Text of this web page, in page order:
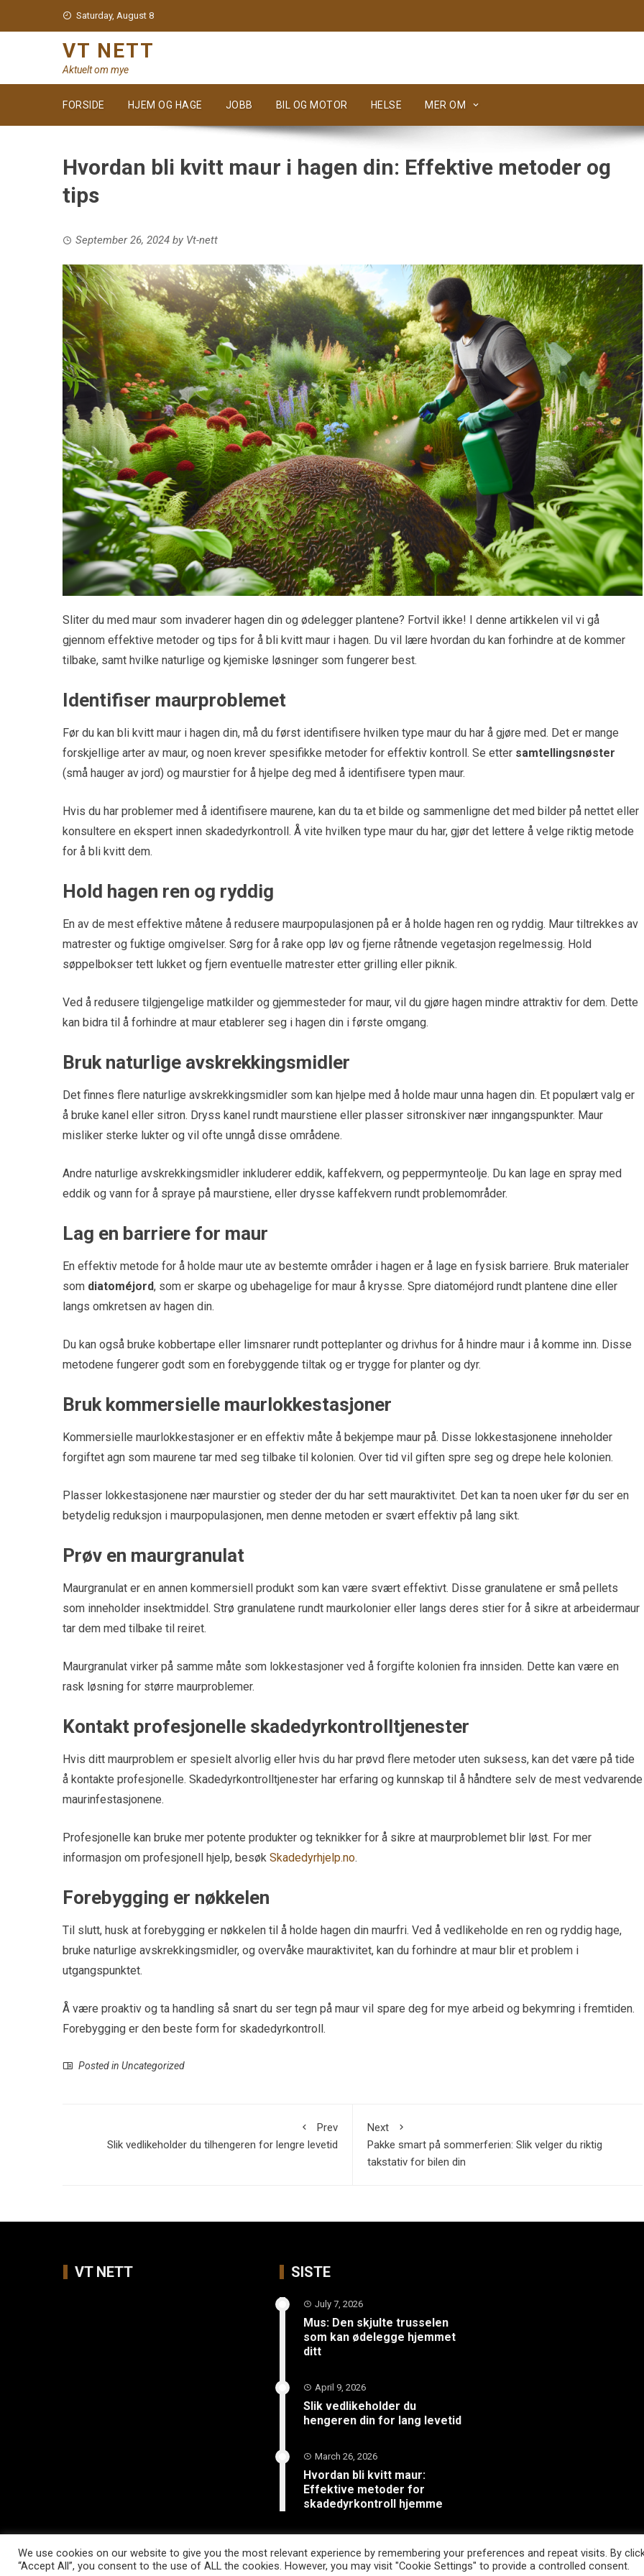
Saturday, August 8
VT NETT
Aktuelt om mye
FORSIDE HJEM OG HAGE JOBB BIL OG MOTOR HELSE MER OM
Hvordan bli kvitt maur i hagen din: Effektive metoder og
tips
September 26, 2024 by Vt-nett
Sliter du med maur som invaderer hagen din og ødelegger plantene? Fortvil ikke! I denne artikkelen vil vi gå
gjennom effektive metoder og tips for å bli kvitt maur i hagen. Du vil lære hvordan du kan forhindre at de kommer
tilbake, samt hvilke naturlige og kjemiske løsninger som fungerer best.
Identifiser maurproblemet
Før du kan bli kvitt maur i hagen din, må du først identifisere hvilken type maur du har å gjøre med. Det er mange
forskjellige arter av maur, og noen krever spesifikke metoder for effektiv kontroll. Se etter samtellingsnøster
(små hauger av jord) og maurstier for å hjelpe deg med å identifisere typen maur.
Hvis du har problemer med å identifisere maurene, kan du ta et bilde og sammenligne det med bilder på nettet eller
konsultere en ekspert innen skadedyrkontroll. Å vite hvilken type maur du har, gjør det lettere å velge riktig metode
for å bli kvitt dem.
Hold hagen ren og ryddig
En av de mest effektive måtene å redusere maurpopulasjonen på er å holde hagen ren og ryddig. Maur tiltrekkes av
matrester og fuktige omgivelser. Sørg for å rake opp løv og fjerne råtnende vegetasjon regelmessig. Hold
søppelbokser tett lukket og fjern eventuelle matrester etter grilling eller piknik.
Ved å redusere tilgjengelige matkilder og gjemmesteder for maur, vil du gjøre hagen mindre attraktiv for dem. Dette
kan bidra til å forhindre at maur etablerer seg i hagen din i første omgang.
Bruk naturlige avskrekkingsmidler
Det finnes flere naturlige avskrekkingsmidler som kan hjelpe med å holde maur unna hagen din. Et populært valg er
å bruke kanel eller sitron. Dryss kanel rundt maurstiene eller plasser sitronskiver nær inngangspunkter. Maur
misliker sterke lukter og vil ofte unngå disse områdene.
Andre naturlige avskrekkingsmidler inkluderer eddik, kaffekvern, og peppermynteolje. Du kan lage en spray med
eddik og vann for å spraye på maurstiene, eller drysse kaffekvern rundt problemområder.
Lag en barriere for maur
En effektiv metode for å holde maur ute av bestemte områder i hagen er å lage en fysisk barriere. Bruk materialer
som diatoméjord, som er skarpe og ubehagelige for maur å krysse. Spre diatoméjord rundt plantene dine eller
langs omkretsen av hagen din.
Du kan også bruke kobbertape eller limsnarer rundt potteplanter og drivhus for å hindre maur i å komme inn. Disse
metodene fungerer godt som en forebyggende tiltak og er trygge for planter og dyr.
Bruk kommersielle maurlokkestasjoner
Kommersielle maurlokkestasjoner er en effektiv måte å bekjempe maur på. Disse lokkestasjonene inneholder
forgiftet agn som maurene tar med seg tilbake til kolonien. Over tid vil giften spre seg og drepe hele kolonien.
Plasser lokkestasjonene nær maurstier og steder der du har sett mauraktivitet. Det kan ta noen uker før du ser en
betydelig reduksjon i maurpopulasjonen, men denne metoden er svært effektiv på lang sikt.
Prøv en maurgranulat
Maurgranulat er en annen kommersiell produkt som kan være svært effektivt. Disse granulatene er små pellets
som inneholder insektmiddel. Strø granulatene rundt maurkolonier eller langs deres stier for å sikre at arbeidermaur
tar dem med tilbake til reiret.
Maurgranulat virker på samme måte som lokkestasjoner ved å forgifte kolonien fra innsiden. Dette kan være en
rask løsning for større maurproblemer.
Kontakt profesjonelle skadedyrkontrolltjenester
Hvis ditt maurproblem er spesielt alvorlig eller hvis du har prøvd flere metoder uten suksess, kan det være på tide
å kontakte profesjonelle. Skadedyrkontrolltjenester har erfaring og kunnskap til å håndtere selv de mest vedvarende
maurinfestasjonene.
Profesjonelle kan bruke mer potente produkter og teknikker for å sikre at maurproblemet blir løst. For mer
informasjon om profesjonell hjelp, besøk Skadedyrhjelp.no.
Forebygging er nøkkelen
Til slutt, husk at forebygging er nøkkelen til å holde hagen din maurfri. Ved å vedlikeholde en ren og ryddig hage,
bruke naturlige avskrekkingsmidler, og overvåke mauraktivitet, kan du forhindre at maur blir et problem i
utgangspunktet.
Å være proaktiv og ta handling så snart du ser tegn på maur vil spare deg for mye arbeid og bekymring i fremtiden.
Forebygging er den beste form for skadedyrkontroll.
Posted in Uncategorized
Prev
Slik vedlikeholder du tilhengeren for lengre levetid
Next
Pakke smart på sommerferien: Slik velger du riktig
takstativ for bilen din
VT NETT SISTE
July 7, 2026
Mus: Den skjulte trusselen
som kan ødelegge hjemmet
ditt
April 9, 2026
Slik vedlikeholder du
hengeren din for lang levetid
March 26, 2026
Hvordan bli kvitt maur:
Effektive metoder for
skadedyrkontroll hjemme
We use cookies on our website to give you the most relevant experience by remembering your preferences and repeat visits. By
“Accept All”, you consent to the use of ALL the cookies. However, you may visit "Cookie Settings" to provide a controlled consent.